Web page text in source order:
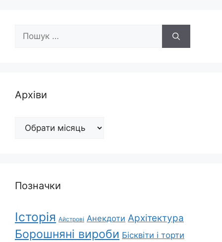
Пошук:
Архіви
Архіви
Позначки
Історія Айстрові Анекдоти Архітектура
Борошняні вироби Бісквіти і торти